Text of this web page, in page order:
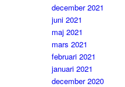
december 2021
juni 2021
maj 2021
mars 2021
februari 2021
januari 2021
december 2020